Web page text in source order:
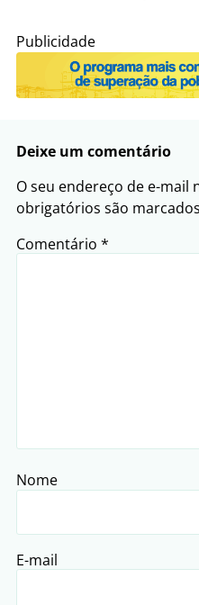
Publicidade
Deixe um comentário
O seu endereço de e-mail
obrigatórios são
Comentário *
Nome
E-mail